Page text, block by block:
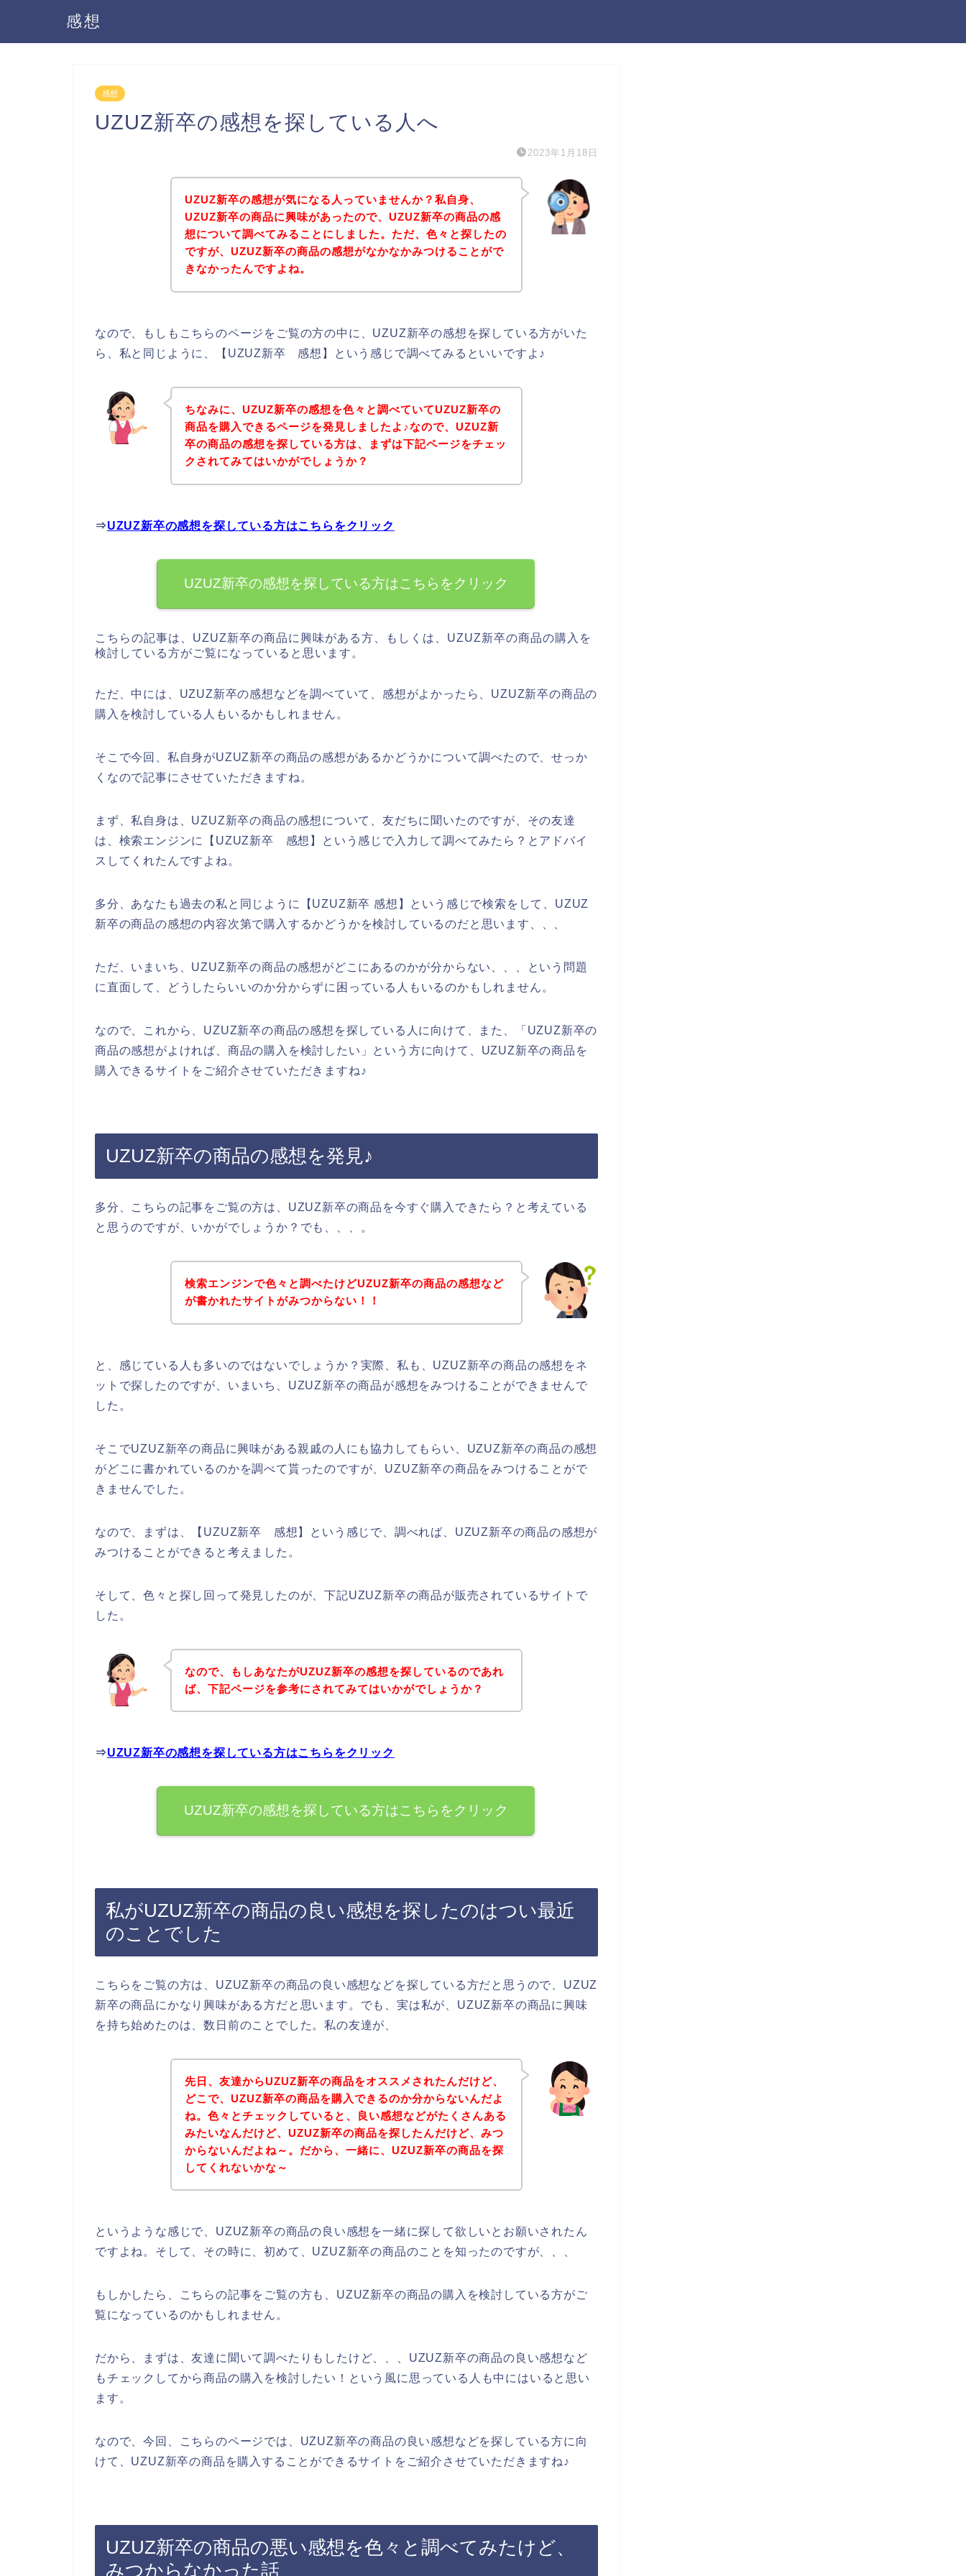
感想
感想
UZUZ新卒の感想を探している人へ
2023年1月18日
UZUZ新卒の感想が気になる人っていませんか？私自身、
UZUZ新卒の商品に興味があったので、UZUZ新卒の商品の感
想について調べてみることにしました。ただ、色々と探したの
ですが、UZUZ新卒の商品の感想がなかなかみつけることがで
きなかったんですよね。
なので、もしもこちらのページをご覧の方の中に、UZUZ新卒の感想を探している方がいた
ら、私と同じように、【UZUZ新卒 感想】という感じで調べてみるといいですよ♪
ちなみに、UZUZ新卒の感想を色々と調べていてUZUZ新卒の
商品を購入できるページを発見しましたよ♪なので、UZUZ新
卒の商品の感想を探している方は、まずは下記ページをチェッ
クされてみてはいかがでしょうか？
⇒UZUZ新卒の感想を探している方はこちらをクリック
UZUZ新卒の感想を探している方はこちらをクリック
こちらの記事は、UZUZ新卒の商品に興味がある方、もしくは、UZUZ新卒の商品の購入を
検討している方がご覧になっていると思います。
ただ、中には、UZUZ新卒の感想などを調べていて、感想がよかったら、UZUZ新卒の商品の
購入を検討している人もいるかもしれません。
そこで今回、私自身がUZUZ新卒の商品の感想があるかどうかについて調べたので、せっか
くなので記事にさせていただきますね。
まず、私自身は、UZUZ新卒の商品の感想について、友だちに聞いたのですが、その友達
は、検索エンジンに【UZUZ新卒 感想】という感じで入力して調べてみたら？とアドバイ
スしてくれたんですよね。
多分、あなたも過去の私と同じように【UZUZ新卒 感想】という感じで検索をして、UZUZ
新卒の商品の感想の内容次第で購入するかどうかを検討しているのだと思います、、、
ただ、いまいち、UZUZ新卒の商品の感想がどこにあるのかが分からない、、、という問題
に直面して、どうしたらいいのか分からずに困っている人もいるのかもしれません。
なので、これから、UZUZ新卒の商品の感想を探している人に向けて、また、「UZUZ新卒の
商品の感想がよければ、商品の購入を検討したい」という方に向けて、UZUZ新卒の商品を
購入できるサイトをご紹介させていただきますね♪
UZUZ新卒の商品の感想を発見♪
多分、こちらの記事をご覧の方は、UZUZ新卒の商品を今すぐ購入できたら？と考えている
と思うのですが、いかがでしょうか？でも、、、。
検索エンジンで色々と調べたけどUZUZ新卒の商品の感想など
が書かれたサイトがみつからない！！
と、感じている人も多いのではないでしょうか？実際、私も、UZUZ新卒の商品の感想をネ
ットで探したのですが、いまいち、UZUZ新卒の商品が感想をみつけることができませんで
した。
そこでUZUZ新卒の商品に興味がある親戚の人にも協力してもらい、UZUZ新卒の商品の感想
がどこに書かれているのかを調べて貰ったのですが、UZUZ新卒の商品をみつけることがで
きませんでした。
なので、まずは、【UZUZ新卒 感想】という感じで、調べれば、UZUZ新卒の商品の感想が
みつけることができると考えました。
そして、色々と探し回って発見したのが、下記UZUZ新卒の商品が販売されているサイトで
した。
なので、もしあなたがUZUZ新卒の感想を探しているのであれ
ば、下記ページを参考にされてみてはいかがでしょうか？
⇒UZUZ新卒の感想を探している方はこちらをクリック
UZUZ新卒の感想を探している方はこちらをクリック
私がUZUZ新卒の商品の良い感想を探したのはつい最近
のことでした
こちらをご覧の方は、UZUZ新卒の商品の良い感想などを探している方だと思うので、UZUZ
新卒の商品にかなり興味がある方だと思います。でも、実は私が、UZUZ新卒の商品に興味
を持ち始めたのは、数日前のことでした。私の友達が、
先日、友達からUZUZ新卒の商品をオススメされたんだけど、
どこで、UZUZ新卒の商品を購入できるのか分からないんだよ
ね。色々とチェックしていると、良い感想などがたくさんある
みたいなんだけど、UZUZ新卒の商品を探したんだけど、みつ
からないんだよね～。だから、一緒に、UZUZ新卒の商品を探
してくれないかな～
というような感じで、UZUZ新卒の商品の良い感想を一緒に探して欲しいとお願いされたん
ですよね。そして、その時に、初めて、UZUZ新卒の商品のことを知ったのですが、、、
もしかしたら、こちらの記事をご覧の方も、UZUZ新卒の商品の購入を検討している方がご
覧になっているのかもしれません。
だから、まずは、友達に聞いて調べたりもしたけど、、、UZUZ新卒の商品の良い感想など
もチェックしてから商品の購入を検討したい！という風に思っている人も中にはいると思い
ます。
なので、今回、こちらのページでは、UZUZ新卒の商品の良い感想などを探している方に向
けて、UZUZ新卒の商品を購入することができるサイトをご紹介させていただきますね♪
UZUZ新卒の商品の悪い感想を色々と調べてみたけど、
みつからなかった話